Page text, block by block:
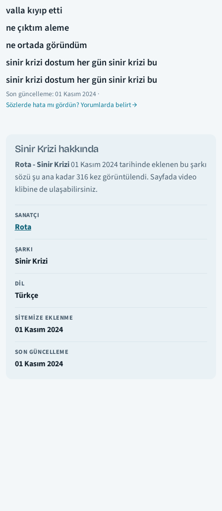
valla kıyıp etti
ne çıktım aleme
ne ortada göründüm
sinir krizi dostum her gün sinir krizi bu
sinir krizi dostum her gün sinir krizi bu
Son güncelleme:01 Kasım 2024 ·
Sözlerde hata mı gördün? Yorumlarda belirt
Sinir Krizi hakkında
Rota - Sinir Krizi01 Kasım 2024 tarihinde eklenen bu şarkı
sözü şu ana kadar 316 kez görüntülendi. Sayfada video
klibine de ulaşabilirsiniz.
SANATÇI
Rota
ŞARKI
Sinir Krizi
DIL
Türkçe
SITEMIZE EKLENME
01 Kasım 2024
SON GÜNCELLEME
01 Kasım 2024